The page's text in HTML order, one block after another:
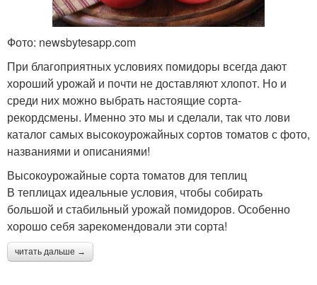
Фото: newsbytesapp.com
При благоприятных условиях помидоры всегда дают
хороший урожай и почти не доставляют хлопот. Но и
среди них можно выбрать настоящие сорта-
рекордсмены. Именно это мы и сделали, так что лови
каталог самых высокоурожайных сортов томатов с фото,
названиями и описаниями!
Высокоурожайные сорта томатов для теплиц
В теплицах идеальные условия, чтобы собирать
большой и стабильный урожай помидоров. Особенно
хорошо себя зарекомендовали эти сорта!
читать дальше →